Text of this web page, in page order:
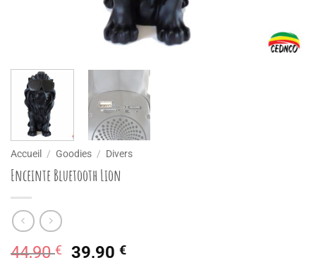
Accueil / Goodies / Divers
Enceinte Bluetooth Lion
44,90€
Le
39,90€Le